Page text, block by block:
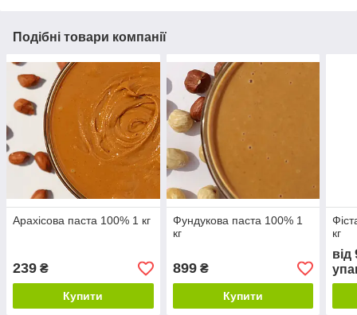
Подібні товари компанії
Арахісова паста 100% 1 кг
239 ₴
Купити
Фундукова паста 100% 1
кг
899₴
Купити
кг
від